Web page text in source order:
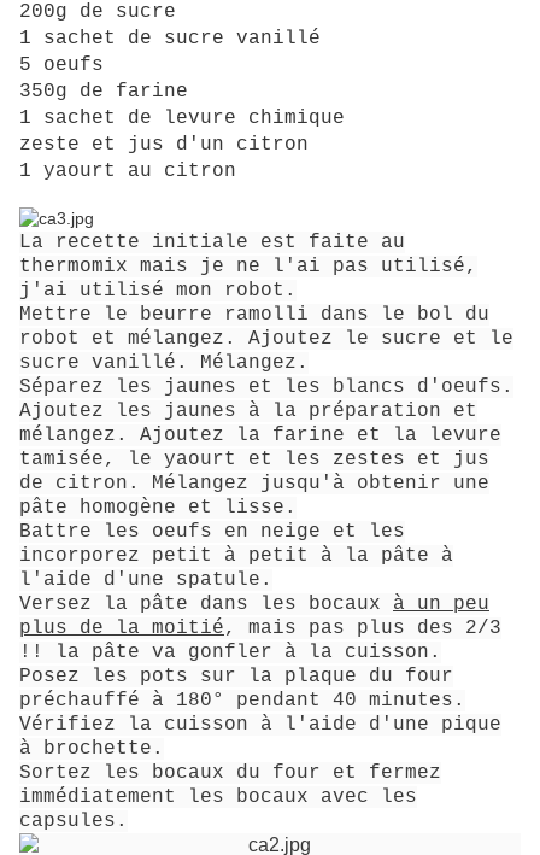
200g de sucre
1 sachet de sucre vanillé
5 oeufs
350g de farine
1 sachet de levure chimique
zeste et jus d'un citron
1 yaourt au citron
La recette initiale est faite au
thermomix mais je ne l'ai pas utilisé,
j'ai utilisé mon robot.
Mettre le beurre ramolli dans le bol du
robot et mélangez. Ajoutez le sucre et le
sucre vanillé. Mélangez.
Séparez les jaunes et les blancs d'oeufs.
Ajoutez les jaunes à la préparation et
mélangez. Ajoutez la farine et la levure
tamisée, le yaourt et les zestes et jus
de citron. Mélangez jusqu'à obtenir une
pâte homogène et lisse.
Battre les oeufs en neige et les
incorporez petit à petit à la pâte à
l'aide d'une spatule.
Versez la pâte dans les bocaux à un peu
plus de la moitié, mais pas plus des 2/3
!! la pâte va gonfler à la cuisson.
Posez les pots sur la plaque du four
préchauffé à 180° pendant 40 minutes.
Vérifiez la cuisson à l'aide d'une pique
à brochette.
Sortez les bocaux du four et fermez
immédiatement les bocaux avec les
capsules.